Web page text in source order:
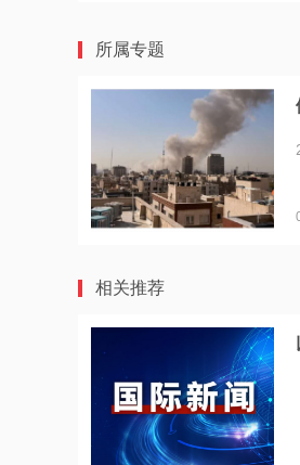
所属专题
相关推荐